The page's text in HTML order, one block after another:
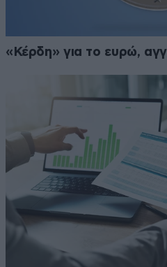
«Κέρδη» για το ευρώ,